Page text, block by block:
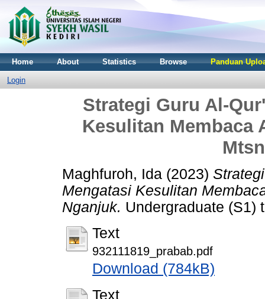
Home About Statistics Browse Panduan
Login
Strategi Guru Al-
Kesulitan Membaca
Maghfuroh, Ida (2023)
Mengatasi Kesulitan
Nganjuk. Undergraduate (S1)
Text
932111819_prabab.pdf
Download (784kB)
Text